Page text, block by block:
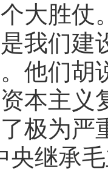
个大胜
我们建
他们胡
本主义
极为严
央继承